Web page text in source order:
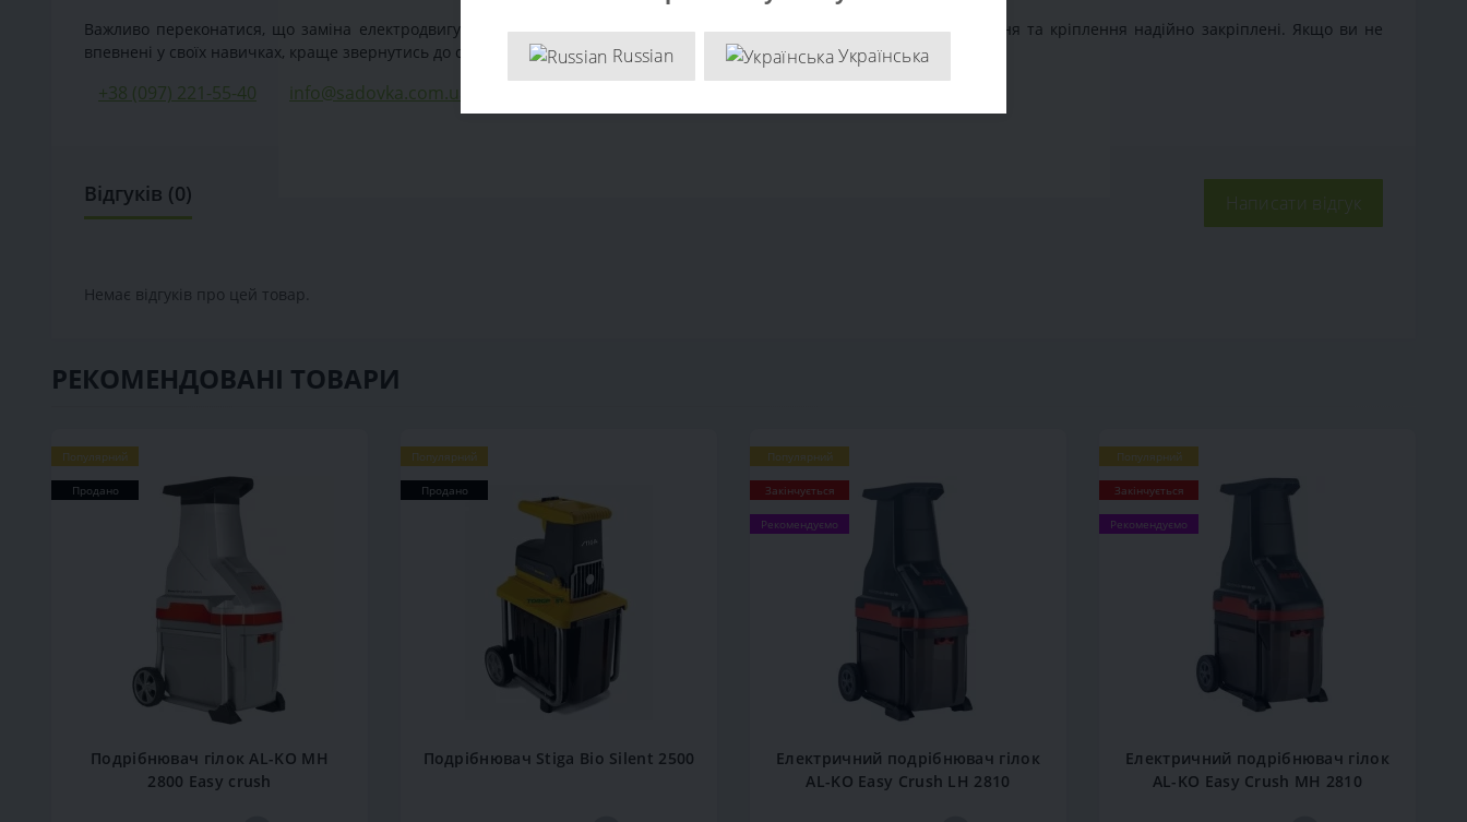
Важливо переконатися, що заміна електродвигуна здійснюється відповідно до інструкцій виробника і що всі з'єднання та кріплення надійно закріплені. Якщо ви не
впевнені у своїх навичках, краще звернутись до сервісного центру Торгпост для допомоги у заміні електродвигуна.
+38 (097) 221-55-40 info@sadovka.com.ua
Відгуків (0) Написати відгук
Немає відгуків про цей товар.
РЕКОМЕНДОВАНІ ТОВАРИ
Популярний
Продано
Подрібнювач гілок AL-KO MH
2800 Easy crush
Популярний
Продано
Подрібнювач Stiga Bio Silent 2500
Популярний
Закінчується
Рекомендуємо
Електричний подрібнювач гілок
AL-KO Easy Crush LH 2810
Популярний
Закінчується
Рекомендуємо
Електричний подрібнювач гілок
AL-KO Easy Crush MH 2810
Russian Українська